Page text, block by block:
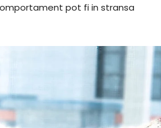
pot fi in stransa